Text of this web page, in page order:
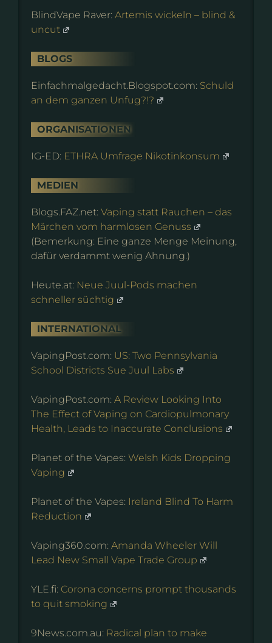
BlindVape Raver: Artemis wickeln – blind &
uncut
BLOGS
Einfachmalgedacht.Blogspot.com: Schuld
an dem ganzen Unfug?!?
ORGANISATIONEN
IG-ED: ETHRA Umfrage Nikotinkonsum
MEDIEN
Blogs.FAZ.net: Vaping statt Rauchen – das
Märchen vom harmlosen Genuss
(Bemerkung: Eine ganze Menge Meinung,
dafür verdammt wenig Ahnung.)
Heute.at: Neue Juul-Pods machen
schneller süchtig
INTERNATIONAL
VapingPost.com: US: Two Pennsylvania
School Districts Sue Juul Labs
VapingPost.com: A Review Looking Into
The Effect of Vaping on Cardiopulmonary
Health, Leads to Inaccurate Conclusions
Planet of the Vapes: Welsh Kids Dropping
Vaping
Planet of the Vapes: Ireland Blind To Harm
Reduction
Vaping360.com: Amanda Wheeler Will
Lead New Small Vape Trade Group
YLE.fi: Corona concerns prompt thousands
to quit smoking
9News.com.au: Radical plan to make